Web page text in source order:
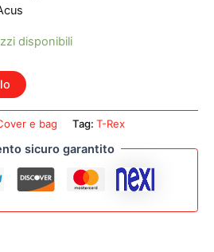
disponibili
e bag Tag: T-Rex
sicuro garantito